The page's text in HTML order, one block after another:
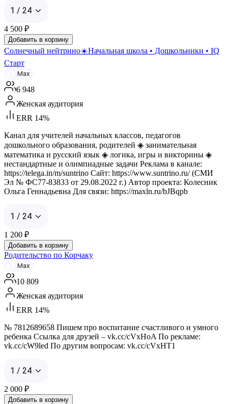
1 / 24
4 500 ₽
Добавить в корзину
Солнечный нейтрино☀️Начальная школа • Дошкольники • IQ
Старт
Max
6 948
Женская аудитория
ERR 14%
Канал для учителей начальных классов, педагогов
дошкольного образования, родителей ◈ занимательная
математика и русский язык ◈ логика, игры и викторины ◈
нестандартные и олимпиадные задачи Реклама в канале:
https://telega.in/m/suntrino Сайт: https://www.suntrino.ru/ (СМИ
Эл № ФС77-83833 от 29.08.2022 г.) Автор проекта: Колесник
Ольга Геннадьевна Для связи: https://maxln.ru/bJBqpb
1 / 24
1 200 ₽
Добавить в корзину
Родительство по Корчаку
Max
10 809
Женская аудитория
ERR 14%
№ 7812689658 Пишем про воспитание счастливого и умного
ребенка Ссылка для друзей – vk.cc/cVxHoA По рекламе:
vk.cc/cW9led По другим вопросам: vk.cc/cVxHT1
1 / 24
2 000 ₽
Добавить в корзину